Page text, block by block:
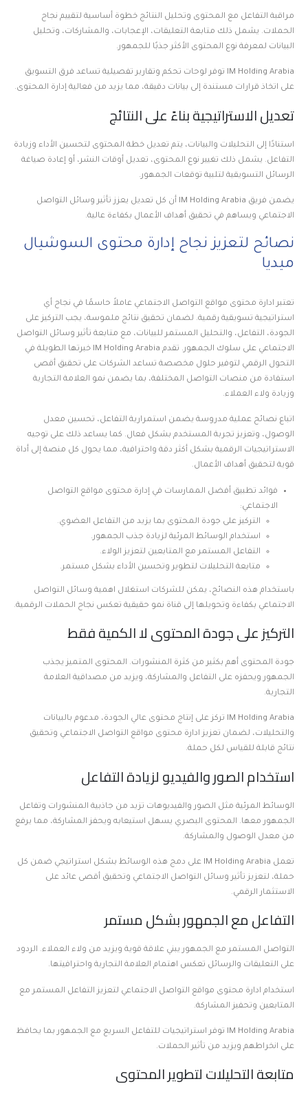
مراقبة التفاعل مع المحتوى وتحليل النتائج خطوة أساسية لتقييم نجاح
الحملات. يشمل ذلك متابعة التعليقات، الإعجابات، والمشاركات، وتحليل
البيانات لمعرفة نوع المحتوى الأكثر جذبًا للجمهور.
IM Holding Arabia توفر لوحات تحكم وتقارير تفصيلية تساعد فرق التسويق
على اتخاذ قرارات مستندة إلى بيانات دقيقة، مما يزيد من فعالية إدارة المحتوى.
تعديل الاستراتيجية بناءً على النتائج
استنادًا إلى التحليلات والبيانات، يتم تعديل خطة المحتوى لتحسين الأداء وزيادة
التفاعل. يشمل ذلك تغيير نوع المحتوى، تعديل أوقات النشر، أو إعادة صياغة
الرسائل التسويقية لتلبية توقعات الجمهور.
يضمن فريق IM Holding Arabia أن كل تعديل يعزز تأثير وسائل التواصل
الاجتماعي ويساهم في تحقيق أهداف الأعمال بكفاءة عالية.
نصائح لتعزيز نجاح إدارة محتوى السوشيال
ميديا
تعتبر ادارة محتوى مواقع التواصل الاجتماعي عاملاً حاسمًا في نجاح أي
استراتيجية تسويقية رقمية. لضمان تحقيق نتائج ملموسة، يجب التركيز على
الجودة، التفاعل، والتحليل المستمر للبيانات، مع متابعة تأثير وسائل التواصل
الاجتماعي على سلوك الجمهور. تقدم IM Holding Arabia خبرتها الطويلة في
التحول الرقمي لتوفير حلول مخصصة تساعد الشركات على تحقيق أقصى
استفادة من منصات التواصل المختلفة، بما يضمن نمو العلامة التجارية
وزيادة ولاء العملاء.
اتباع نصائح عملية مدروسة يضمن استمرارية التفاعل، تحسين معدل
الوصول، وتعزيز تجربة المستخدم بشكل فعال. كما يساعد ذلك على توجيه
الاستراتيجيات الرقمية بشكل أكثر دقة واحترافية، مما يحول كل منصة إلى أداة
قوية لتحقيق أهداف الأعمال.
فوائد تطبيق أفضل الممارسات في إدارة محتوى مواقع التواصل
الاجتماعي:
التركيز على جودة المحتوى بما يزيد من التفاعل العضوي.
استخدام الوسائط المرئية لزيادة جذب الجمهور.
التفاعل المستمر مع المتابعين لتعزيز الولاء.
متابعة التحليلات لتطوير وتحسين الأداء بشكل مستمر.
باستخدام هذه النصائح، يمكن للشركات استغلال اهمية وسائل التواصل
الاجتماعي بكفاءة وتحويلها إلى قناة نمو حقيقية تعكس نجاح الحملات الرقمية.
التركيز على جودة المحتوى لا الكمية فقط
جودة المحتوى أهم بكثير من كثرة المنشورات. المحتوى المتميز يجذب
الجمهور ويحفزه على التفاعل والمشاركة، ويزيد من مصداقية العلامة
التجارية.
IM Holding Arabia تركز على إنتاج محتوى عالي الجودة، مدعوم بالبيانات
والتحليلات، لضمان تعزيز ادارة محتوى مواقع التواصل الاجتماعي وتحقيق
نتائج قابلة للقياس لكل حملة.
استخدام الصور والفيديو لزيادة التفاعل
الوسائط المرئية مثل الصور والفيديوهات تزيد من جاذبية المنشورات وتفاعل
الجمهور معها. المحتوى البصري يسهل استيعابه ويحفز المشاركة، مما يرفع
من معدل الوصول والمشاركة.
تعمل IM Holding Arabia على دمج هذه الوسائط بشكل استراتيجي ضمن كل
حملة، لتعزيز تأثير وسائل التواصل الاجتماعي وتحقيق أقصى عائد على
الاستثمار الرقمي.
التفاعل مع الجمهور بشكل مستمر
التواصل المستمر مع الجمهور يبني علاقة قوية ويزيد من ولاء العملاء. الردود
على التعليقات والرسائل تعكس اهتمام العلامة التجارية واحترافيتها.
استخدام ادارة محتوى مواقع التواصل الاجتماعي لتعزيز التفاعل المستمر مع
المتابعين وتحفيز المشاركة.
IM Holding Arabia توفر استراتيجيات للتفاعل السريع مع الجمهور بما يحافظ
على انخراطهم ويزيد من تأثير الحملات.
متابعة التحليلات لتطوير المحتوى